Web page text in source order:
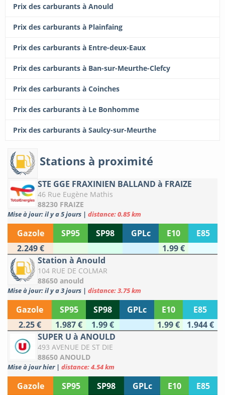
Prix des carburants à Anould
Prix des carburants à Plainfaing
Prix des carburants à Entre-deux-Eaux
Prix des carburants à Ban-sur-Meurthe-Clefcy
Prix des carburants à Coinches
Prix des carburants à Le Bonhomme
Prix des carburants à Saulcy-sur-Meurthe
Stations à proximité
STE GGE FRAXINIEN BALLAND à FRAIZE
46 Rue Eugène Mathis
88230 FRAIZE
Mise à jour: il y a 5 jours | distance: 0.85 km
Gazole SP95 SP98 GPLc E10
E85
2.249 €
1.99 €
Station à Anould
104 RUE DE COLMAR
88650 anould
Mise à jour: il y a 3 jours | distance: 3.75 km
Gazole SP95 SP98 GPLc E10
E85
2.25 €
1.987 € 1.99 € 1.99 €
1.944 €
SUPER U à ANOULD
493 AVENUE DE ST DIE
88650 ANOULD
Mise à jour hier | distance: 4.54 km
Gazole SP95 SP98 GPLc E10
E85